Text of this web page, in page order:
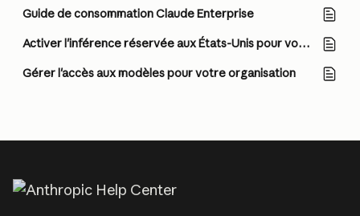
Guide de consommation Claude Enterprise
Activer l'inférence réservée aux États-Unis pour votre organisation
Gérer l'accès aux modèles pour votre organisation